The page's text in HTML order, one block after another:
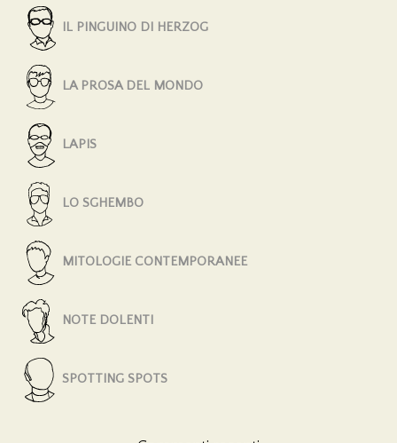
IL PINGUINO DI HERZOG
LA PROSA DEL MONDO
LAPIS
LO SGHEMBO
MITOLOGIE CONTEMPORANEE
NOTE DOLENTI
SPOTTING SPOTS